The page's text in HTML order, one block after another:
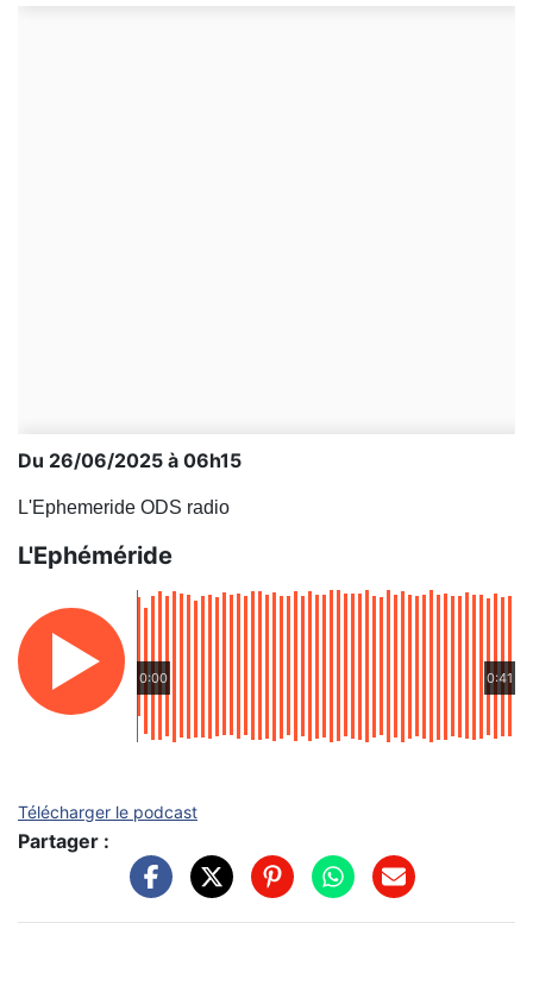
Du 26/06/2025 à 06h15
L'Ephemeride ODS radio
L'Ephéméride
0:00 0:41
Télécharger le podcast
Partager :